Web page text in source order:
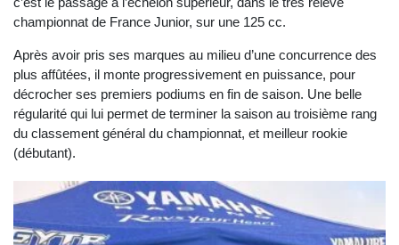
championnat de France Junior, sur une 125 cc.
Après avoir pris ses marques au milieu d’une concurrence des
plus affûtées, il monte progressivement en puissance, pour
décrocher ses premiers podiums en fin de saison. Une belle
régularité qui lui permet de terminer la saison au troisième rang
du classement général du championnat, et meilleur rookie
(débutant).